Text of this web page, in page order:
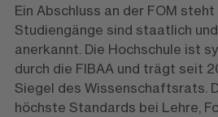
Ein Abschluss an der FOM
Studiengänge sind staatlich
anerkannt. Die Hochschule ist
durch die FIBAA und trägt seit
Siegel des Wissenschaftsrats.
höchste Standards bei Lehre,